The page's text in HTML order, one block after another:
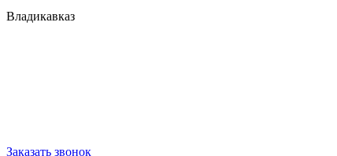
Владикавказ
Заказать звонок